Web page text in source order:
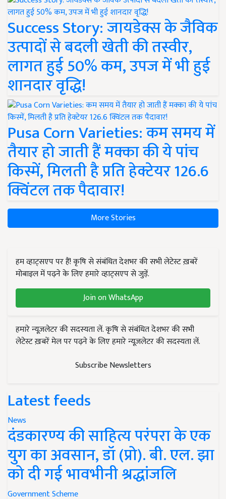
Success Story: जायडेक्स के जैविक
उत्पादों से बदली खेती की तस्वीर,
लागत हुई 50% कम, उपज में भी हुई
शानदार वृद्धि!
Pusa Corn Varieties: कम समय में
तैयार हो जाती हैं मक्का की ये पांच
किस्में, मिलती है प्रति हेक्टेयर 126.6
क्विंटल तक पैदावार!
More Stories
हम व्हाट्सएप पर हैं! कृषि से संबंधित देशभर की सभी लेटेस्ट ख़बरें
मोबाइल में पढ़ने के लिए हमारे व्हाट्सएप से जुड़ें.
Join on WhatsApp
हमारे न्यूज़लेटर की सदस्यता लें. कृषि से संबंधित देशभर की सभी
लेटेस्ट ख़बरें मेल पर पढ़ने के लिए हमारे न्यूज़लेटर की सदस्यता लें.
Subscribe Newsletters
Latest feeds
News
दंडकारण्य की साहित्य परंपरा के एक
युग का अवसान, डॉ (प्रो). बी. एल. झा
को दी गई भावभीनी श्रद्धांजलि
Government Scheme